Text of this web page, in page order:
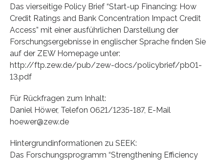
Das vierseitige Policy Brief “Start-up Financing: How
Credit Ratings and Bank Concentration Impact Credit
Access” mit einer ausführlichen Darstellung der
Forschungsergebnisse in englischer Sprache finden Sie
auf der ZEW Homepage unter:
http://ftp.zew.de/pub/zew-docs/policybrief/pb01-
13.pdf
Für Rückfragen zum Inhalt:
Daniel Höwer, Telefon 0621/1235-187, E-Mail
hoewer@zew.de
Hintergrundinformationen zu SEEK:
Das Forschungsprogramm “Strengthening Efficiency